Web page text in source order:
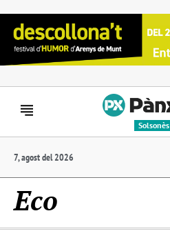
Solsonès
7, agost del 2026
Eco